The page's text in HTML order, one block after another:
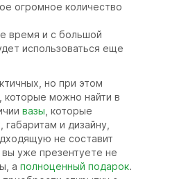
огромное количество
время и с большой
использоваться еще
но при этом
которые можно найти в
вазы, которые
и дизайну,
не составит
уже презентуете не
а полноценный подарок.